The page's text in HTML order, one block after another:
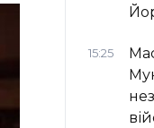
15:25